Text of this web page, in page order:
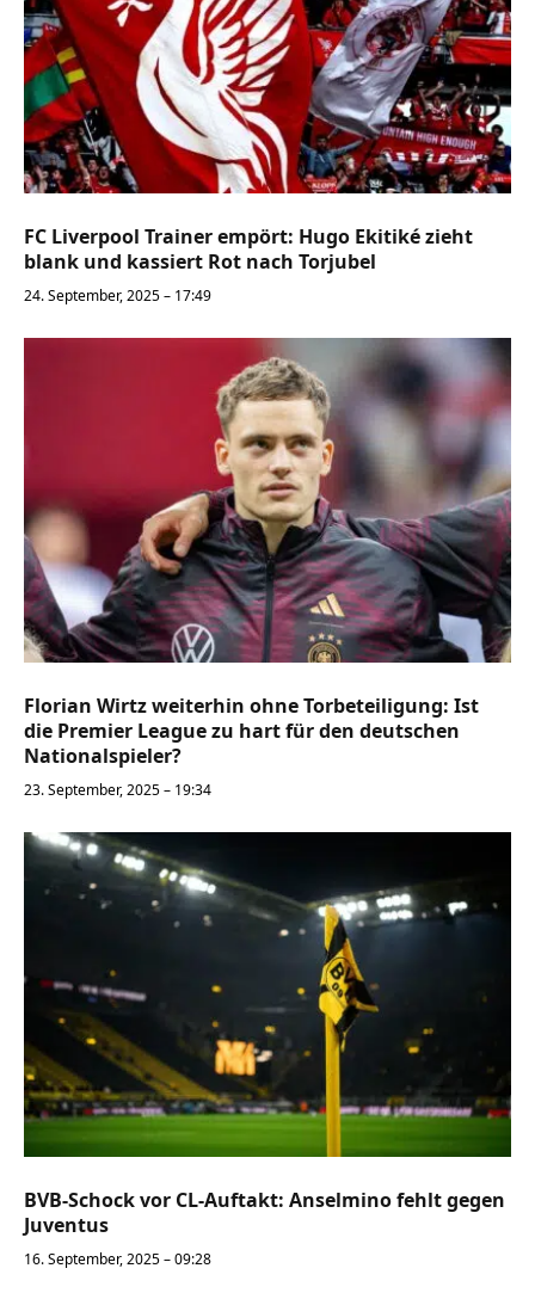
FC Liverpool Trainer empört: Hugo Ekitiké zieht
blank und kassiert Rot nach Torjubel
24. September, 2025 – 17:49
Florian Wirtz weiterhin ohne Torbeteiligung: Ist
die Premier League zu hart für den deutschen
Nationalspieler?
23. September, 2025 – 19:34
BVB-Schock vor CL-Auftakt: Anselmino fehlt gegen
Juventus
16. September, 2025 – 09:28